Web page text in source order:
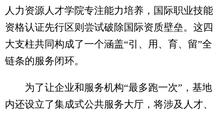
人力资源人才学院专注能力培养，国际职业技能
资格认证先行区则尝试破除国际资质壁垒。这四
大支柱共同构成了一个涵盖“引、用、育、留”全
链条的服务闭环。
为了让企业和服务机构“最多跑一次”，基地
内还设立了集成式公共服务大厅，将涉及人才、